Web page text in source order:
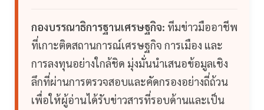
กองบรรณาธิการฐานเศรษฐกิจ: ทีมข่าวมืออาชีพ
ที่เกาะติดสถานการณ์เศรษฐกิจ การเมือง และ
การลงทุนอย่างใกล้ชิด มุ่งมั่นนำเสนอข้อมูลเชิง
ลึกที่ผ่านการตรวจสอบและคัดกรองอย่างถี่ถ้วน
เพื่อให้ผู้อ่านได้รับข่าวสารที่รอบด้านและเป็น